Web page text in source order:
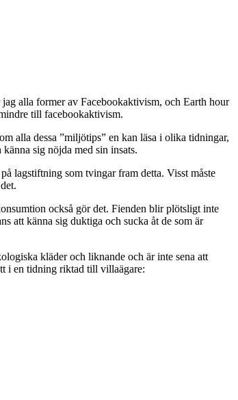
alla former av Facebookaktivism, och Earth hour
till facebookaktivism.
alla dessa ”miljötips” en kan läsa i olika tidningar,
sig nöjda med sin insats.
lagstiftning som tvingar fram detta. Visst måste
också gör det. Fienden blir plötsligt inte
att känna sig duktiga och sucka åt de som är
kläder och liknande och är inte sena att
i en tidning riktad till villaägare: